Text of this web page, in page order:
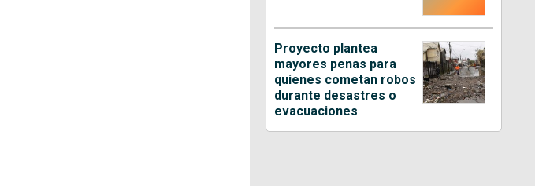
Proyecto plantea
mayores penas para
quienes cometan robos
durante desastres o
evacuaciones